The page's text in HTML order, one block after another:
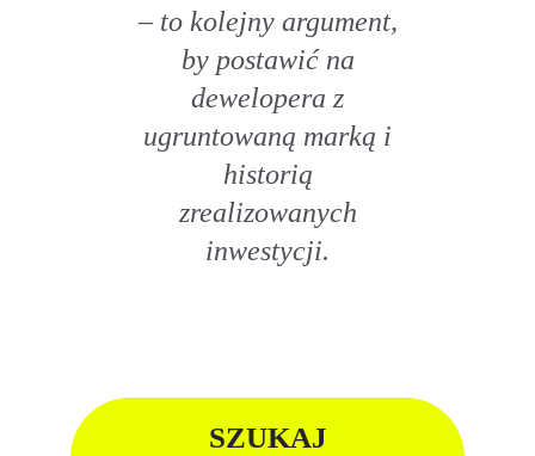
– to kolejny argument,
by postawić na
dewelopera z
ugruntowaną marką i
historią
zrealizowanych
inwestycji.
SZUKAJ